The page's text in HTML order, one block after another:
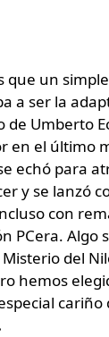
que un
a ser la
Umberto
en el último
echó para
y se lanzó
con
PCera. Algo
del
hemos